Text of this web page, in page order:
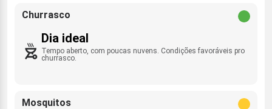
Churrasco
Dia ideal
Tempo aberto, com poucas nuvens. Condições favoráveis pro
churrasco.
Mosquitos